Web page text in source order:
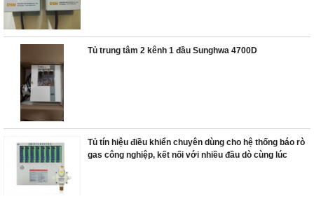
Tủ trung tâm 2 kênh 1 đầu Sunghwa 4700D
Tủ tín hiệu điều khiển chuyên dùng cho hệ thống báo rò
gas công nghiệp, kết nối với nhiều đầu dò cùng lúc